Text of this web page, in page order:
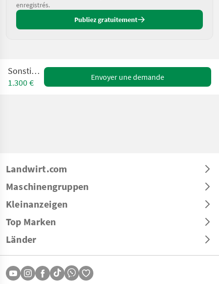
enregistrés.
Publiez gratuitement
Sonstige BS
1.300 €
Envoyer une demande
Landwirt.com
Maschinengruppen
Kleinanzeigen
Top Marken
Länder